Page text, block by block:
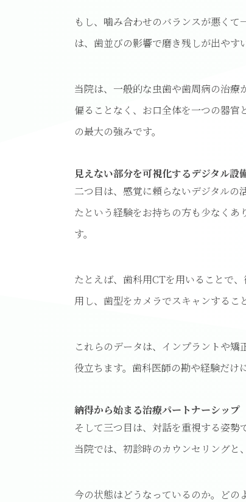
もし、噛み合わせのバランスが悪く
は、歯並びの影響で磨き残しが出やす
当院は、一般的な虫歯や歯周病の治
偏ることなく、お口全体を一つの器
の最大の強みです。
見えない部分を可視化するデジタル設
二つ目は、感覚に頼らないデジタル
たという経験をお持ちの方も少なく
す。
たとえば、歯科用CTを用いることで
用し、歯型をカメラでスキャンするこ
これらのデータは、インプラントや
役立ちます。歯科医師の勘や経験だけ
納得から始まる治療パートナーシップ
そして三つ目は、対話を重視する姿勢
当院では、初診時のカウンセリングと
今の状態はどうなっているのか。ど